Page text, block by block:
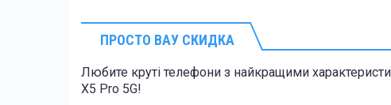
ПРОСТО ВАУ СКИДКА
Любите круті телефони з найкращими
X5 Pro 5G!